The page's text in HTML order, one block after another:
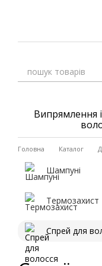
Випрямлення
Головна Каталог
Шампуні
Термозахист
Спрей для